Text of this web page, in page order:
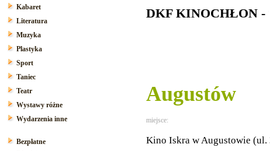
Kabaret
Literatura
Muzyka
Plastyka
Sport
Taniec
Teatr
Wystawy różne
Wydarzenia inne
Bezpłatne
DKF KINOCHŁON -
Augustów
miejsce:
Kino Iskra w Augustowie (ul.